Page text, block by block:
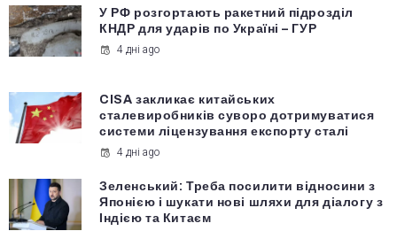
У РФ розгортають ракетний підрозділ
КНДР для ударів по Україні – ГУР
4 дні ago
CISA закликає китайських
сталевиробників суворо дотримуватися
системи ліцензування експорту сталі
4 дні ago
Зеленський: Треба посилити відносини з
Японією і шукати нові шляхи для діалогу з
Індією та Китаєм